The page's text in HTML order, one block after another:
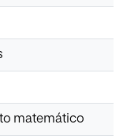
matemático